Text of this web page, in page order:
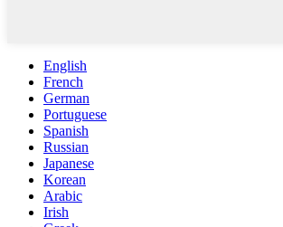
English
French
German
Portuguese
Spanish
Russian
Japanese
Korean
Arabic
Irish